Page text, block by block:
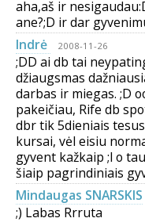
aha,aš ir
ane?;D ir dar
Indrė
2008-11-26
;DD ai db tai
džiaugsmas
darbas ir miegas. ;D
pakeičiau, Rife db
dbr tik 5dieniais
kursai, vėl eisiu
gyvent kažkaip ;l o
šiaip pagrindiniais
Mindaugas SNARSKIS
;) Labas Rrruta